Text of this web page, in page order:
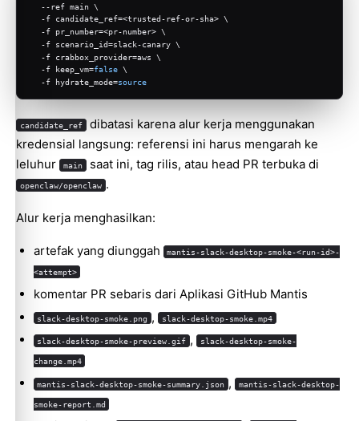
  --ref main \
  -f candidate_ref=<trusted-ref-or-sha> \
  -f pr_number=<pr-number> \
  -f scenario_id=slack-canary \
  -f crabbox_provider=aws \
  -f keep_vm=
false \
  -f hydrate_mode=
source
candidate_ref dibatasi karena alur kerja menggunakan
kredensial langsung: referensi ini harus mengarah ke
leluhur
main saat ini, tag rilis, atau head PR terbuka di
openclaw/openclaw .
Alur kerja menghasilkan:
artefak yang diunggah mantis-slack-desktop-smoke-<run-id>-
<attempt>
komentar PR sebaris dari Aplikasi GitHub Mantis
slack-desktop-smoke.png , slack-desktop-smoke.mp4
slack-desktop-smoke-preview.gif , slack-desktop-smoke-
change.mp4
mantis-slack-desktop-smoke-summary.json , mantis-slack-desktop-
smoke-report.md